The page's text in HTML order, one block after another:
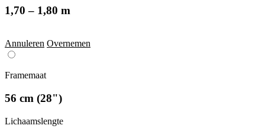
1,70 – 1,80 m
Annuleren Overnemen
Framemaat
56 cm (28")
Lichaamslengte